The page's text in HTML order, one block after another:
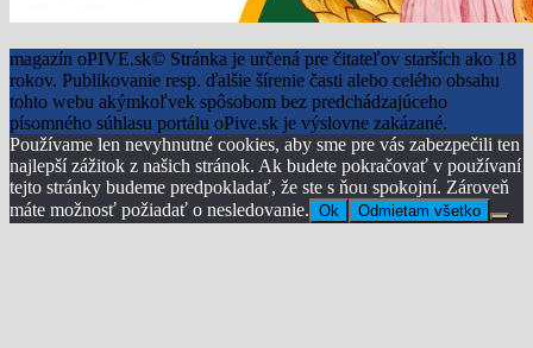
magazín oPIVE.sk© Stránka je určená pre čitateľov starších ako 18
rokov. Publikovanie resp. ďalšie šírenie časti alebo celého obsahu
tohto webu akýmkoľvek spôsobom bez predchádzajúceho
písomného súhlasu portálu oPive.sk je výslovne zakázané.
Používame len nevyhnutné cookies, aby sme pre vás zabezpečili ten
najlepší zážitok z našich stránok. Ak budete pokračovať v používaní
tejto stránky budeme predpokladať, že ste s ňou spokojní. Zároveň
máte možnosť požiadať o nesledovanie. Ok Odmietam všetko